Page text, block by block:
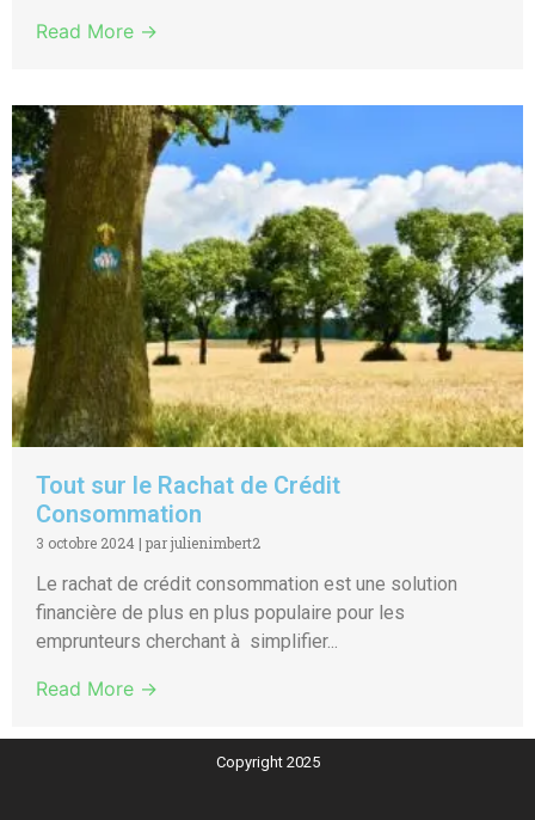
Read More →
Tout sur le Rachat de Crédit
Consommation
3 octobre 2024 | par julienimbert2
Le rachat de crédit consommation est une solution
financière de plus en plus populaire pour les
emprunteurs cherchant à simplifier...
Read More →
Copyright 2025